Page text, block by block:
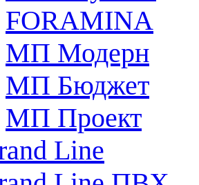
FORAMINA
МП Модерн
МП Бюджет
МП Проект
Line